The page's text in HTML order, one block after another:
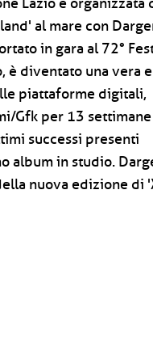
al mare con
in gara al 72°
è diventato una vera e
piattaforme digitali,
Gfk per 13 settimane
successi presenti
album in studio.
nuova edizione di